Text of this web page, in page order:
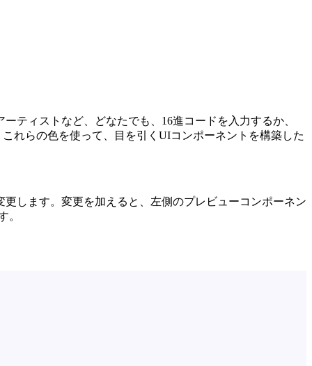
ティストなど、どなたでも、16進コードを入力するか、
れらの色を使って、目を引くUIコンポーネントを構築した
します。変更を加えると、左側のプレビューコンポーネン
。